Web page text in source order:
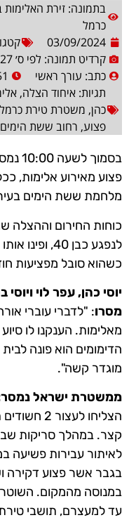
בתמונה: זירת
כרמל
03/09/2024
קרדיט תמונה: לפי ס׳ 27א לחוק זכויות יוצרים
כתב: עורך ראשי
תגיות: איחוד הצלה,
כהן, משטרת טירת כרמל
פצוע, רחוב ששת הימים
פצוע מאירוע אלימות,
מלחמת ששת הימים
כוחות החירום וההצלה
לנפגע כבן
כשהוא סובל מפציעות
יוסי כהן, עפר לוי
מסרו: "לדברי עוברי
מאלימות. הענקנו לו
הדימומים הוא פונה
מוגדר קשה".
ממשטרת ישראל
הצליחו
קצר. במהלך סריקות
לאיתור עבירות פשיעה
בגבר אשר פצוע דקירה
במנוסה מהמקום.